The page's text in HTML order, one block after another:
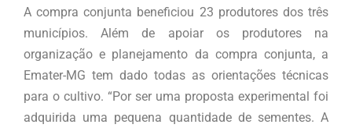
A compra conjunta beneficiou 23 produtores dos três
municípios. Além de apoiar os produtores na
organização e planejamento da compra conjunta, a
Emater-MG tem dado todas as orientações técnicas
para o cultivo. “Por ser uma proposta experimental foi
adquirida uma pequena quantidade de sementes. A